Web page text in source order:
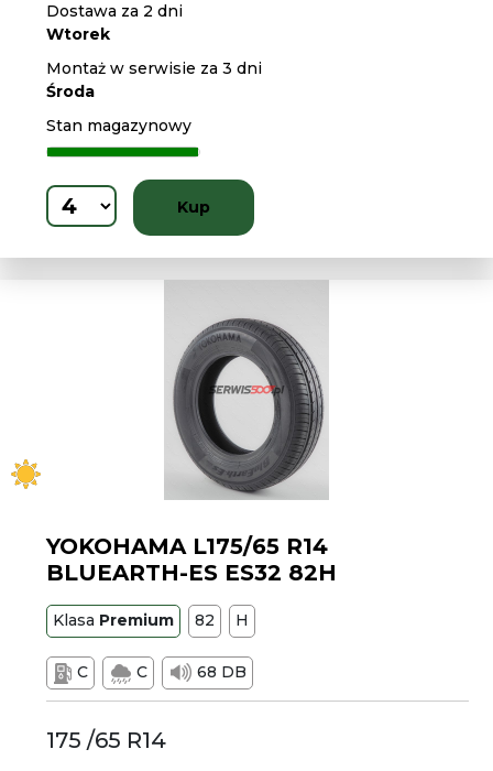
Dostawa za 2 dni
Wtorek
Montaż w serwisie za 3 dni
Środa
Stan magazynowy
Kup
YOKOHAMA L175/65 R14
BLUEARTH-ES ES32 82H
Klasa Premium 82 H
C C 68 DB
175 /65 R14